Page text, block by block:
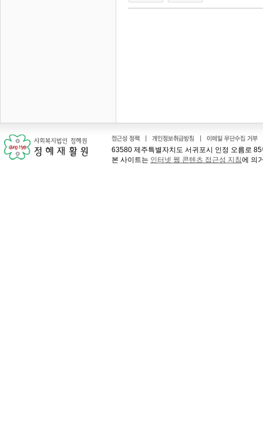
63580 제주특별자치도 서귀포시 인정 오름로
본 사이트는 인터넷 웹 콘텐츠 접근성 지침에 의